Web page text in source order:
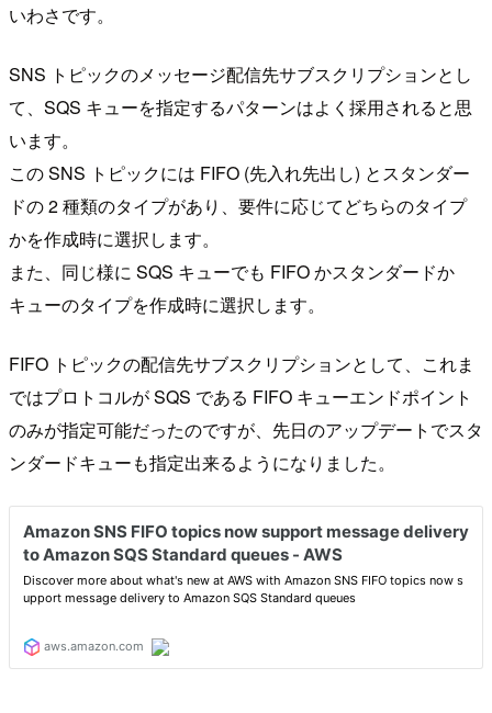
いわさです。
SNS トピックのメッセージ配信先サブスクリプションとし
て、SQS キューを指定するパターンはよく採用されると思
います。
この SNS トピックには FIFO (先入れ先出し) とスタンダー
ドの 2 種類のタイプがあり、要件に応じてどちらのタイプ
かを作成時に選択します。
また、同じ様に SQS キューでも FIFO かスタンダードか
キューのタイプを作成時に選択します。
FIFO トピックの配信先サブスクリプションとして、これま
ではプロトコルが SQS である FIFO キューエンドポイント
のみが指定可能だったのですが、先日のアップデートでスタ
ンダードキューも指定出来るようになりました。